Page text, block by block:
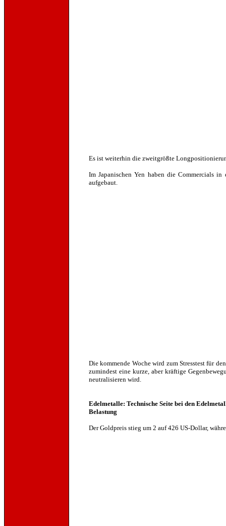
Es ist weiterhin die zweitgrößte
Im Japanischen Yen haben die Commercials
aufgebaut.
Die kommende Woche wird zum Stresstest für
zumindest eine kurze, aber kräftige
neutralisieren wird.
Edelmetalle: Technische Seite bei den
Belastung
Der Goldpreis stieg um 2 auf 426 US-Dollar,